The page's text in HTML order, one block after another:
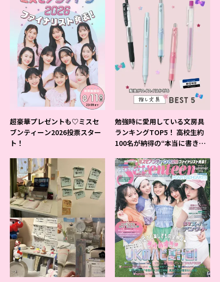
超豪華プレゼントも♡ミスセ
ブンティーン2026投票スター
ト！
勉強時に愛用している文房具
ランキングTOP5！ 高校生約
100名が納得の“本当に書きや